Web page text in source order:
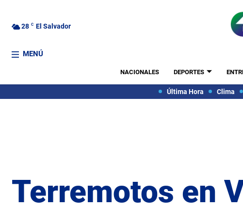
28 C El Salvador
MENÚ
NACIONALES DEPORTES
Última Hora Clima
Terremotos en